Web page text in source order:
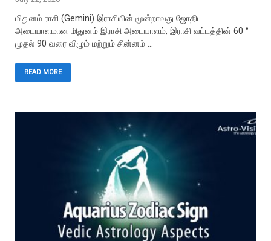
மிதுனம் ராசி (Gemini) இராசியின் மூன்றாவது ஜோதிட
அடையாளமான மிதுனம் இராசி அடையாளம், இராசி வட்டத்தின் 60 °
முதல் 90 வரை விழும் மற்றும் சின்னம் …
READ MORE